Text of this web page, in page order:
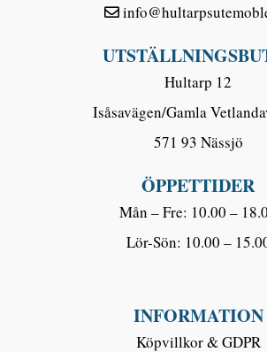
Hultarp 12
Isåsavägen/Gamla
571 93 Nässjö
ÖPPETTIDER
Mån – Fre: 10.00 –
Lör-Sön: 10.00 –
INFORMATION
Köpvillkor & GDPR